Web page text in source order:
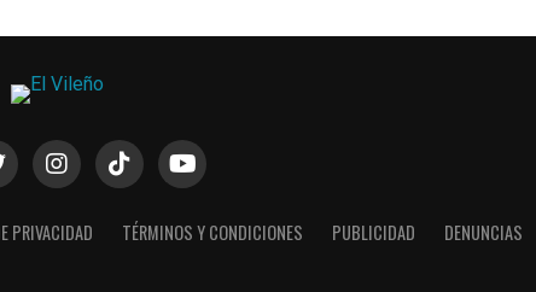
PRIVACIDAD TÉRMINOS Y CONDICIONES PUBLICIDAD DENUNCIAS